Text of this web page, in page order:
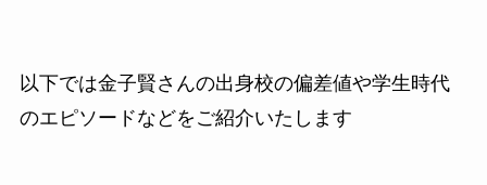
以下では金子賢さんの出身校の偏差値や学生時代
のエピソードなどをご紹介いたします